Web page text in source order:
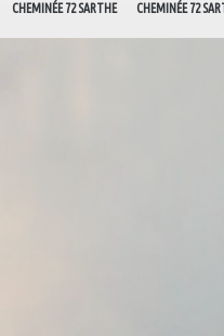
CHEMINÉE 72 SARTHE
CHEMINÉE 72